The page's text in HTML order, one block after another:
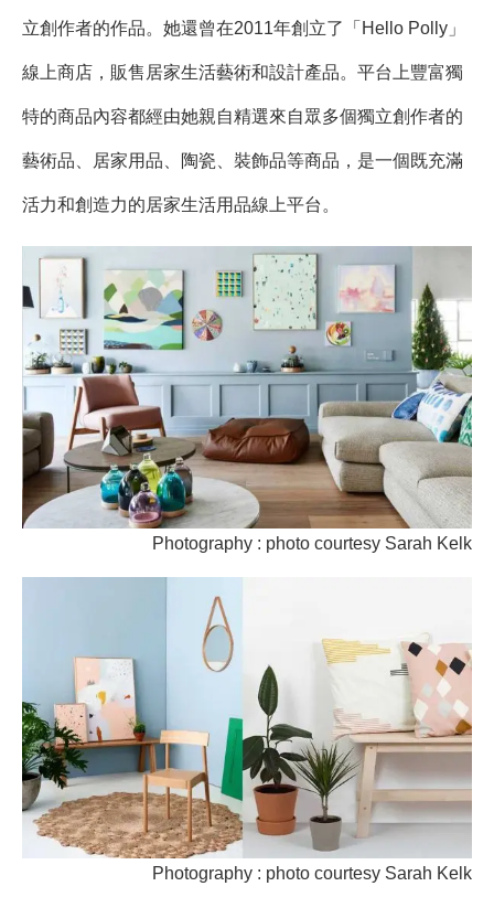
立創作者的作品。她還曾在2011年創立了「Hello Polly」
線上商店，販售居家生活藝術和設計產品。平台上豐富獨
特的商品內容都經由她親自精選來自眾多個獨立創作者的
藝術品、居家用品、陶瓷、裝飾品等商品，是一個既充滿
活力和創造力的居家生活用品線上平台。
Photography : photo courtesy Sarah Kelk
Photography : photo courtesy Sarah Kelk